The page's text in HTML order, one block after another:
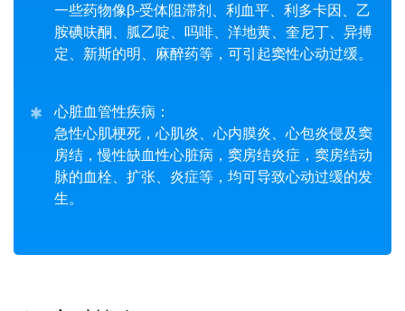
一些药物像β-受体阻滞剂、利血平、利多卡因、乙
胺碘呋酮、胍乙啶、吗啡、洋地黄、奎尼丁、异搏
定、新斯的明、麻醉药等，可引起窦性心动过缓。
心脏血管性疾病：
急性心肌梗死，心肌炎、心内膜炎、心包炎侵及窦
房结，慢性缺血性心脏病，窦房结炎症，窦房结动
脉的血栓、扩张、炎症等，均可导致心动过缓的发
生。